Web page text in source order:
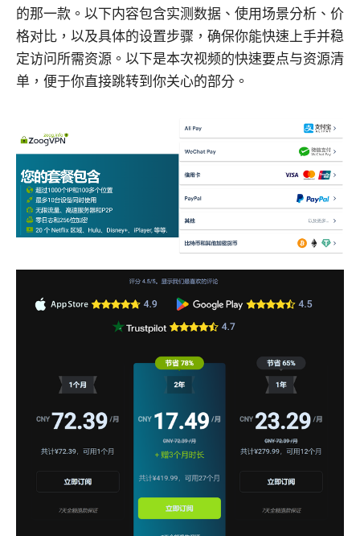
的那一款。以下内容包含实测数据、使用场景分析、价
格对比，以及具体的设置步骤，确保你能快速上手并稳
定访问所需资源。以下是本次视频的快速要点与资源清
单，便于你直接跳转到你关心的部分。